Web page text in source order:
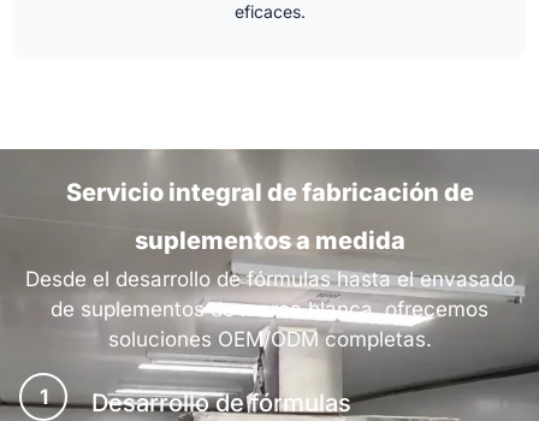
eficaces.
Servicio integral de fabricación de
suplementos a medida
Desde el desarrollo de fórmulas hasta el envasado
de suplementos de marca blanca, ofrecemos
soluciones OEM/ODM completas.
1 Desarrollo de fórmulas